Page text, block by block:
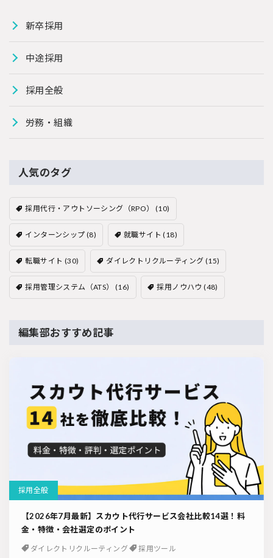
新卒採用
中途採用
採用全般
労務・組織
人気のタグ
採用代行・アウトソーシング（RPO） (10)
インターンシップ (8) 就職サイト (18)
転職サイト (30) ダイレクトリクルーティング (15)
採用管理システム（ATS） (16) 採用ノウハウ (48)
編集部おすすめ記事
採用全般
【2026年7月最新】スカウト代行サービス会社比較14選！料
金・特徴・会社選定のポイント
ダイレクトリクルーティング
採用ツール